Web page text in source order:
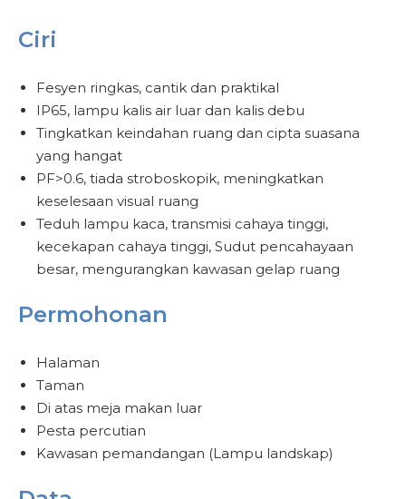
Ciri
Fesyen ringkas, cantik dan praktikal
IP65, lampu kalis air luar dan kalis debu
Tingkatkan keindahan ruang dan cipta suasana
yang hangat
PF>0.6, tiada stroboskopik, meningkatkan
keselesaan visual ruang
Teduh lampu kaca, transmisi cahaya tinggi,
kecekapan cahaya tinggi, Sudut pencahayaan
besar, mengurangkan kawasan gelap ruang
Permohonan
Halaman
Taman
Di atas meja makan luar
Pesta percutian
Kawasan pemandangan (Lampu landskap)